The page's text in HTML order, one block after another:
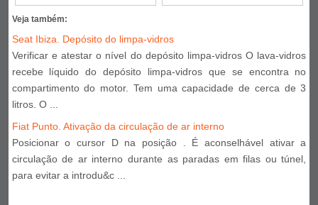
Veja também:
Seat Ibiza. Depósito do limpa-vidros
Verificar e atestar o nível do depósito limpa-vidros O lava-vidros
recebe líquido do depósito limpa-vidros que se encontra no
compartimento do motor. Tem uma capacidade de cerca de 3
litros. O ...
Fiat Punto. Ativação da circulação de ar interno
Posicionar o cursor D na posição . É aconselhável ativar a
circulação de ar interno durante as paradas em filas ou túnel,
para evitar a introdu&c ...